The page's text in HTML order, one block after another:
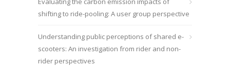
shifting to ride-pooling: A user group perspective
Understanding public perceptions of shared e-
scooters: An investigation from rider and non-
rider perspectives